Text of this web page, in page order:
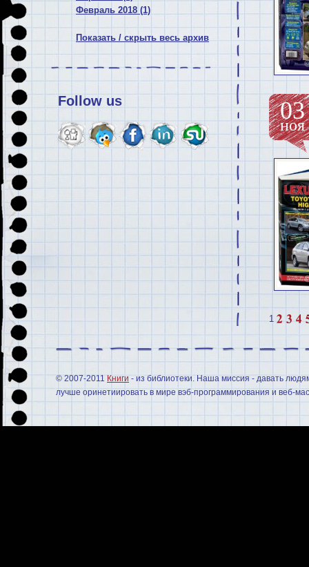
Февраль 2018 (1)
Показать / скрыть весь архив
Follow us 03
ноя
1
© 2007-2011 Книги - из библиотеки. Наша миссия - давать
лучше оринетиировать в мире вэб-программирования и веб-